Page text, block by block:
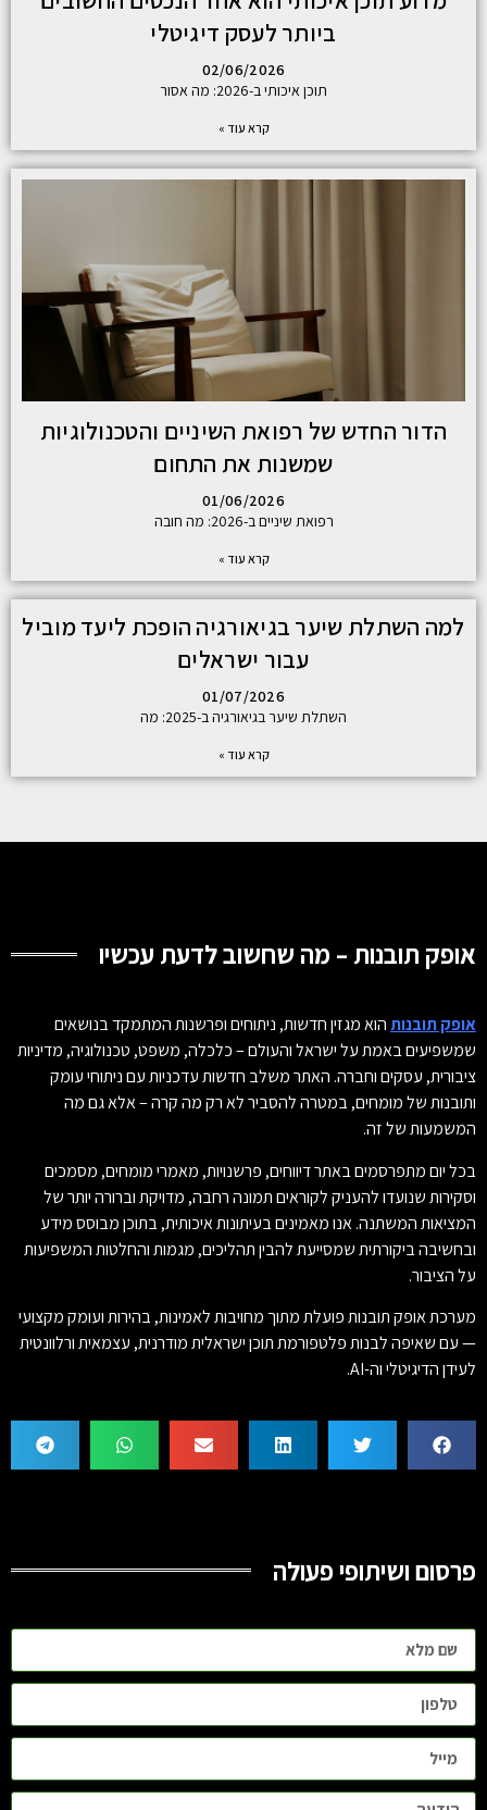
ביותר לעסק דיגיטלי
02/06/2026
תוכן איכותי ב-2026: מה אסור
קרא עוד »
הדור החדש של רפואת השיניים והטכנולוגיות
שמשנות את התחום
01/06/2026
רפואת שיניים ב-2026: מה חובה
קרא עוד »
למה השתלת שיער בגיאורגיה הופכת ליעד מוביל
עבור ישראלים
01/07/2026
השתלת שיער בגיאורגיה ב-2025: מה
קרא עוד »
אופק תובנות – מה שחשוב לדעת עכשיו
אופק תובנותהוא מגזין חדשות, ניתוחים ופרשנות המתמקד בנושאים
שמשפיעים באמת על ישראל והעולם – כלכלה, משפט, טכנולוגיה, מדיניות
ציבורית, עסקים וחברה. האתר משלב חדשות עדכניות עם ניתוחי עומק
ותובנות של מומחים, במטרה להסביר לא רק מה קרה – אלא גם מה
המשמעות של זה.
בכל יום מתפרסמים באתר דיווחים, פרשנויות, מאמרי מומחים, מסמכים
וסקירות שנועדו להעניק לקוראים תמונה רחבה, מדויקת וברורה יותר של
המציאות המשתנה. אנו מאמינים בעיתונות איכותית, בתוכן מבוסס מידע
ובחשיבה ביקורתית שמסייעת להבין תהליכים, מגמות והחלטות המשפיעות
על הציבור.
מערכת אופק תובנות פועלת מתוך מחויבות לאמינות, בהירות ועומק מקצועי
— עם שאיפה לבנות פלטפורמת תוכן ישראלית מודרנית, עצמאית ורלוונטית
לעידן הדיגיטלי וה-AI.
פרסום ושיתופי פעולה